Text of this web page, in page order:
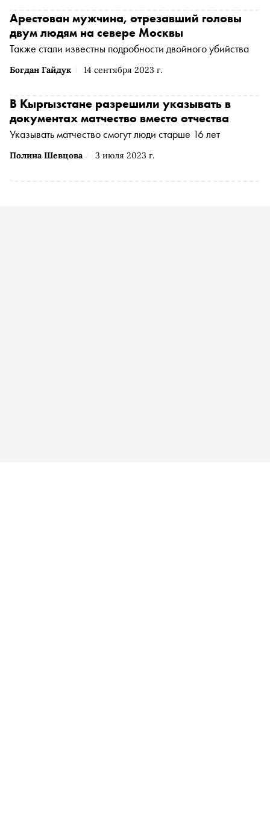
Богдан Гайдук 14 сентября 2023 г.
Арестован мужчина, отрезавший головы
двум людям на севере Москвы
Также стали известны подробности двойного убийства
Полина Шевцова 3 июля 2023 г.
В Кыргызстане разрешили указывать в
документах матчество вместо отчества
Указывать матчество смогут люди старше 16 лет